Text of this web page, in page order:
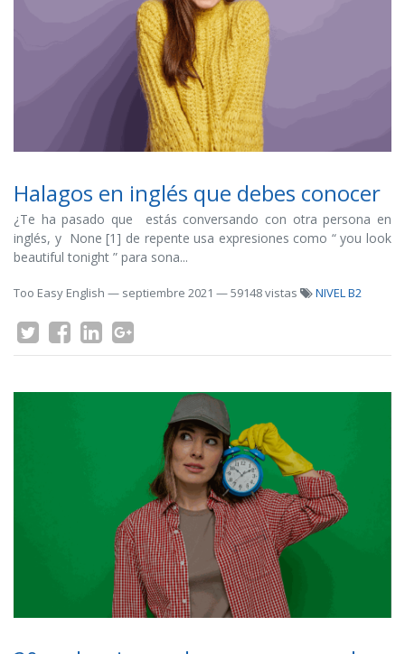
Halagos en inglés que debes conocer
¿Te ha pasado que estás conversando con otra persona en
inglés, y None [1] de repente usa expresiones como “ you look
beautiful tonight ” para sona...
Too Easy English — septiembre 2021 — 59148 vistas NIVEL B2